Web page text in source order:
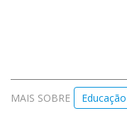
MAIS SOBRE Educação